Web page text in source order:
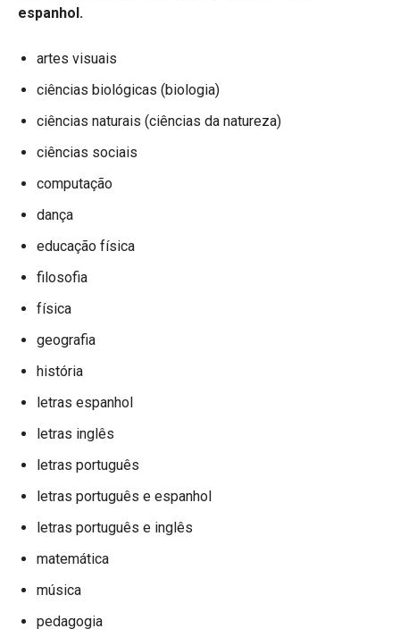
espanhol.
artes visuais
ciências biológicas (biologia)
ciências naturais (ciências da natureza)
ciências sociais
computação
dança
educação física
filosofia
física
geografia
história
letras espanhol
letras inglês
letras português
letras português e espanhol
letras português e inglês
matemática
música
pedagogia